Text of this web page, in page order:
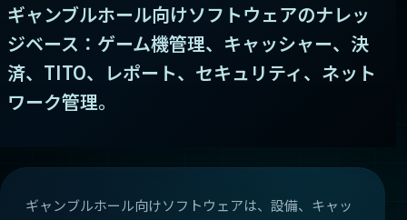
ギャンブルホール向けソフトウェアのナレッ
ジベース：ゲーム機管理、キャッシャー、決
済、TITO、レポート、セキュリティ、ネット
ワーク管理。
ギャンブルホール向けソフトウェアは、設備、キャッ